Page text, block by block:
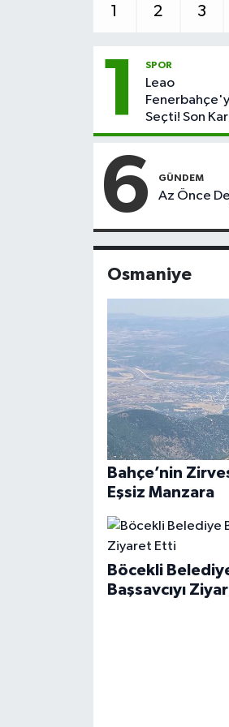
1 2 3
1 SPOR
Leao
Seçti! Son
Milan
6 GÜNDEM
Az Önce
Osmaniye
Bahçe’nin
Eşsiz Manzara
Böcekli
Başsavcıyı